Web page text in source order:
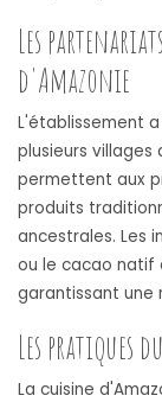
Les
d'Amazonie
L'établissement
plusieurs villages
permettent aux
produits
ancestrales. Les
ou le cacao natif
garantissant une
Les pratiques
La cuisine